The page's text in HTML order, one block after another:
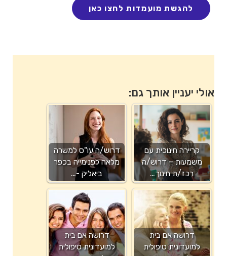
אולי יעניין אותך גם:
קריירה חינוכית עם
משמעות – דרוש/ה
רכז/ת חינוך…
דרוש/ה עו"ס למשרה
מלאה לפנימייה בכפר
ביאליק -…
דרושה אם בית
למועדונית טיפולית
דרושה אם בית
למועדונית טיפולית